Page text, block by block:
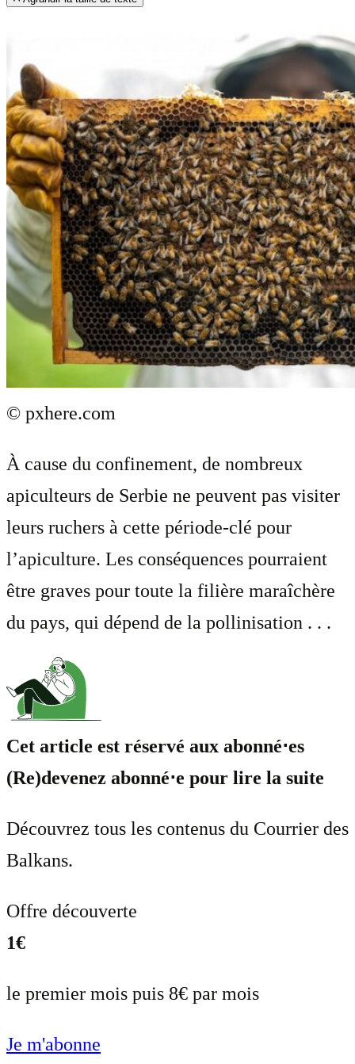
© pxhere.com
À cause du confinement, de nombreux
apiculteurs de Serbie ne peuvent pas visiter
leurs ruchers à cette période-clé pour
l’apiculture. Les conséquences pourraient
être graves pour toute la filière maraîchère
du pays, qui dépend de la pollinisation . . .
Cet article est réservé aux abonné⋅es
(Re)devenez abonné⋅e pour lire la suite
Découvrez tous les contenus du Courrier des
Balkans.
Offre découverte
1€
le premier mois puis 8€ par mois
Je m'abonne